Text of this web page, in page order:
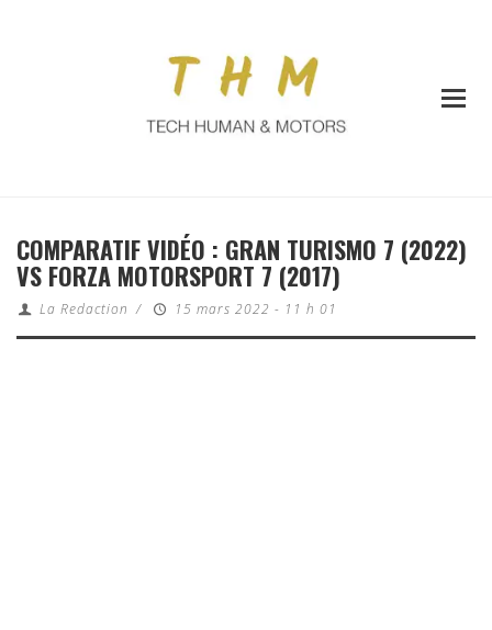
COMPARATIF VIDÉO : GRAN TURISMO 7 (2022)
VS FORZA MOTORSPORT 7 (2017)
La Redaction / 15 mars 2022 - 11 h 01